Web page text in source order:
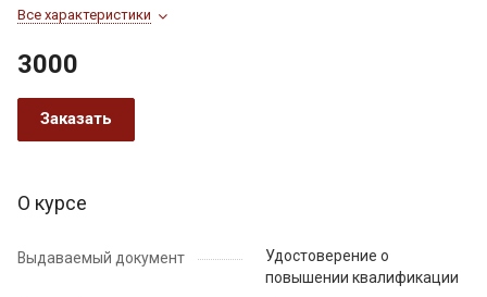
Все характеристики
3000
Заказать
О курсе
Выдаваемый документ
Удостоверение о
повышении квалификации